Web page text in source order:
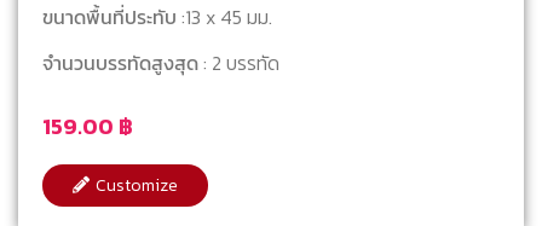
159.00 ฿
ขนาดพื้นที่ประทับ :13 x 45 มม.
จำนวนบรรทัดสูงสุด: 2 บรรทัด
Customize